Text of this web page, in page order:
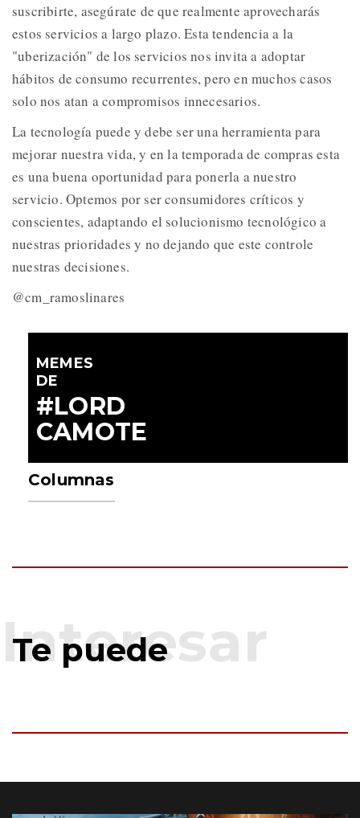
suscribirte, asegúrate de que realmente aprovecharás
estos servicios a largo plazo. Esta tendencia a la
"uberización" de los servicios nos invita a adoptar
hábitos de consumo recurrentes, pero en muchos casos
solo nos atan a compromisos innecesarios.
La tecnología puede y debe ser una herramienta para
mejorar nuestra vida, y en la temporada de compras esta
es una buena oportunidad para ponerla a nuestro
servicio. Optemos por ser consumidores críticos y
conscientes, adaptando el solucionismo tecnológico a
nuestras prioridades y no dejando que este controle
nuestras decisiones.
@cm_ramoslinares
MEMES
DE
#LORD
CAMOTE
Columnas
Te puede